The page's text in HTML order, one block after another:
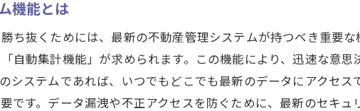
機能とは
ち抜くためには、最新の不動産管理システムが持つべき重要
自動集計機能」が求められます。この機能により、迅速な意
システムであれば、いつでもどこでも最新のデータにアクセス
です。データ漏洩や不正アクセスを防ぐために、最新のセキ